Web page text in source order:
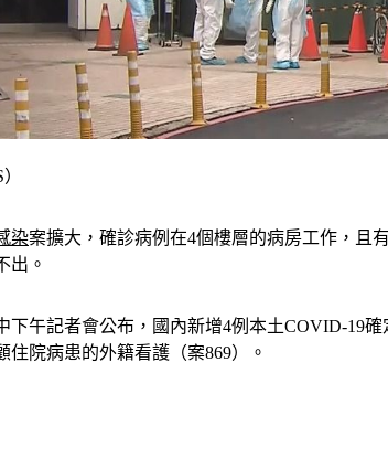
染案擴大，確診病例在4個樓層的病房工作，且
出。
午記者會公布，國內新增4例本土COVID-19
院病患的外籍看護（案869）。